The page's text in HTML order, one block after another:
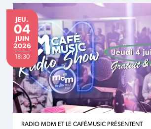
JEUDI
JEU.
04
JUIN
JUIN
2026
18:30
RADIO MDM ET LE CAFÉMUSIC PRÉSENTENT